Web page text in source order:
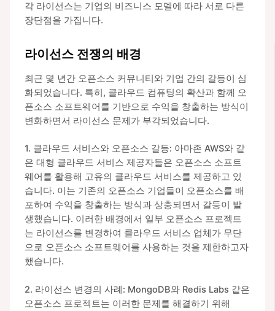
각 라이선스는 기업의 비즈니스 모델에 따라 서로 다른
장단점을 가집니다.
라이선스 전쟁의 배경
최근 몇 년간 오픈소스 커뮤니티와 기업 간의 갈등이 심
화되었습니다. 특히, 클라우드 컴퓨팅의 확산과 함께 오
픈소스 소프트웨어를 기반으로 수익을 창출하는 방식이
변화하면서 라이선스 문제가 부각되었습니다.
1. 클라우드 서비스와 오픈소스 갈등: 아마존 AWS와 같
은 대형 클라우드 서비스 제공자들은 오픈소스 소프트
웨어를 활용해 고유의 클라우드 서비스를 제공하고 있
습니다. 이는 기존의 오픈소스 기업들이 오픈소스를 배
포하여 수익을 창출하는 방식과 상충되면서 갈등이 발
생했습니다. 이러한 배경에서 일부 오픈소스 프로젝트
는 라이선스를 변경하여 클라우드 서비스 업체가 무단
으로 오픈소스 소프트웨어를 사용하는 것을 제한하고자
했습니다.
2. 라이선스 변경의 사례: MongoDB와 Redis Labs 같은
오픈소스 프로젝트는 이러한 문제를 해결하기 위해